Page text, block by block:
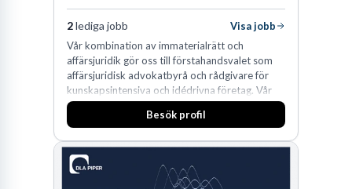
2lediga jobb
Visa jobb
Vår kombination av immaterialrätt och
affärsjuridik gör oss till förstahandsvalet som
affärsjuridisk advokatbyrå och rådgivare för
kunskapsintensiva och idédrivna företag. Vår
expertis inom IP-tillgångar har gett oss en
marknadsledande position. Våra klienter väljer
skydda, utveckla och kommersialisera
företagets viktigaste tillgångar.
Besök profil